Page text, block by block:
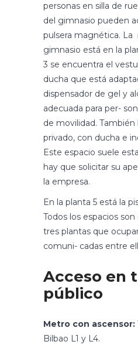
personas en silla de
del gimnasio pueden
pulsera magnética. La
gimnasio está en la
3 se encuentra el
ducha que está
dispensador de gel y
adecuada para per-
de movilidad.
privado, con ducha e
Este espacio suele
hay que solicitar su
la empresa.
En la planta 5 está la
Todos los espacios
tres plantas que
comuni- cadas entre
Acceso en
público
Metro con ascensor:
Bilbao L1 y L4.